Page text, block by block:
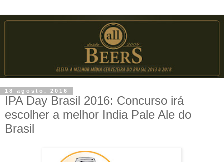
18 agosto, 2016
IPA Day Brasil 2016: Concurso irá
escolher a melhor India Pale Ale do
Brasil